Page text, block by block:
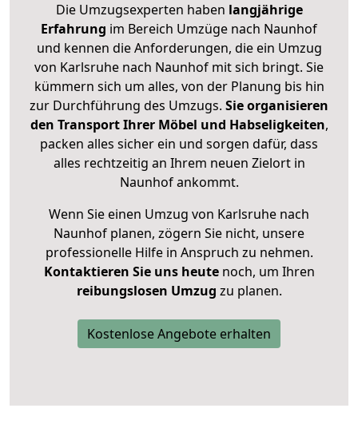
Die Umzugsexperten haben langjährige
Erfahrung im Bereich Umzüge nach Naunhof
und kennen die Anforderungen, die ein Umzug
von Karlsruhe nach Naunhof mit sich bringt. Sie
kümmern sich um alles, von der Planung bis hin
zur Durchführung des Umzugs. Sie organisieren
den Transport Ihrer Möbel und Habseligkeiten,
packen alles sicher ein und sorgen dafür, dass
alles rechtzeitig an Ihrem neuen Zielort in
Naunhof ankommt.
Wenn Sie einen Umzug von Karlsruhe nach
Naunhof planen, zögern Sie nicht, unsere
professionelle Hilfe in Anspruch zu nehmen.
Kontaktieren Sie uns heutenoch, um Ihren
reibungslosen Umzug zu planen.
Kostenlose Angebote erhalten